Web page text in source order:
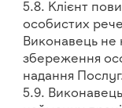
5.8. Клієнт
особистих
Виконавець не
збереження
надання
5.9. Виконавець